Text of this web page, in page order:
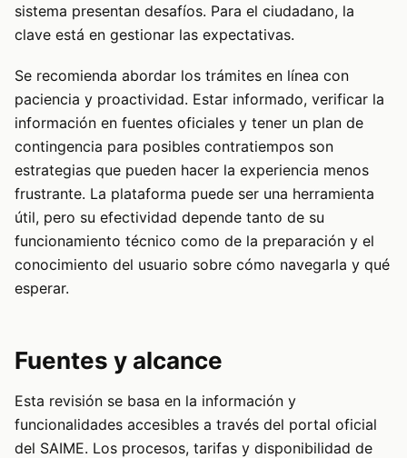
sistema presentan desafíos. Para el ciudadano, la
clave está en gestionar las expectativas.
Se recomienda abordar los trámites en línea con
paciencia y proactividad. Estar informado, verificar la
información en fuentes oficiales y tener un plan de
contingencia para posibles contratiempos son
estrategias que pueden hacer la experiencia menos
frustrante. La plataforma puede ser una herramienta
útil, pero su efectividad depende tanto de su
funcionamiento técnico como de la preparación y el
conocimiento del usuario sobre cómo navegarla y qué
esperar.
Fuentes y alcance
Esta revisión se basa en la información y
funcionalidades accesibles a través del portal oficial
del SAIME. Los procesos, tarifas y disponibilidad de